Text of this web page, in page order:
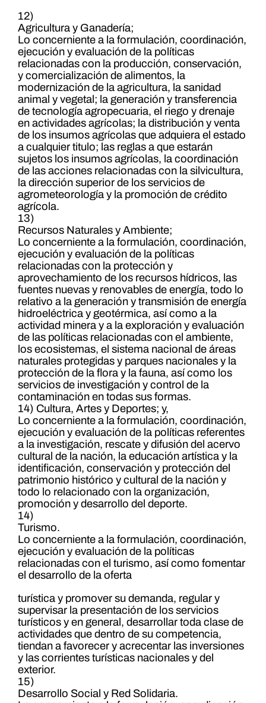
12)
Agricultura y Ganadería;
Lo concerniente a la formulación, coordinación,
ejecución y evaluación de la políticas
relacionadas con la producción, conservación,
y comercialización de alimentos, la
modernización de la agricultura, la sanidad
animal y vegetal; la generación y transferencia
de tecnología agropecuaria, el riego y drenaje
en actividades agrícolas; la distribución y venta
de los insumos agrícolas que adquiera el estado
a cualquier titulo; las reglas a que estarán
sujetos los insumos agrícolas, la coordinación
de las acciones relacionadas con la silvicultura,
la dirección superior de los servicios de
agrometeorología y la promoción de crédito
agrícola.
13)
Recursos Naturales y Ambiente;
Lo concerniente a la formulación, coordinación,
ejecución y evaluación de la políticas
relacionadas con la protección y
aprovechamiento de los recursos hídricos, las
fuentes nuevas y renovables de energía, todo lo
relativo a la generación y transmisión de energía
hidroeléctrica y geotérmica, así como a la
actividad minera y a la exploración y evaluación
de las políticas relacionadas con el ambiente,
los ecosistemas, el sistema nacional de áreas
naturales protegidas y parques nacionales y la
protección de la flora y la fauna, así como los
servicios de investigación y control de la
contaminación en todas sus formas.
14) Cultura, Artes y Deportes; y,
Lo concerniente a la formulación, coordinación,
ejecución y evaluación de la políticas referentes
a la investigación, rescate y difusión del acervo
cultural de la nación, la educación artística y la
identificación, conservación y protección del
patrimonio histórico y cultural de la nación y
todo lo relacionado con la organización,
promoción y desarrollo del deporte.
14)
Turismo.
Lo concerniente a la formulación, coordinación,
ejecución y evaluación de la políticas
relacionadas con el turismo, así como fomentar
el desarrollo de la oferta
turística y promover su demanda, regular y
supervisar la presentación de los servicios
turísticos y en general, desarrollar toda clase de
actividades que dentro de su competencia,
tiendan a favorecer y acrecentar las inversiones
y las corrientes turísticas nacionales y del
exterior.
15)
Desarrollo Social y Red Solidaria.